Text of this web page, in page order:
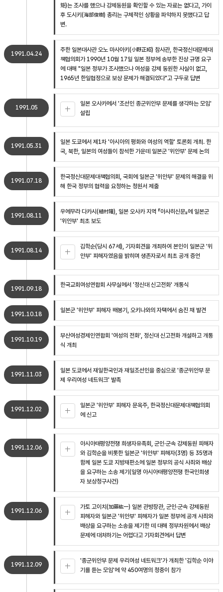
矩)는 조사를 했으나 강제동원을 확인할 수 있는 자료는 없다고, 가이
후 도시키(海部俊樹) 총리는 구체적인 상황을 파악하지 못했다고 답
변.
1991.04.24
주한 일본대사관 오노 마사아키(小野正昭) 참사관, 한국정신대문제대
책협의회가 1990년 10월 17일 일본 정부에 송부한 진상 규명 요구
에 대해 "일본 정부가 조사했으나 여성을 강제 동원한 사실이 없고,
1965년 한일협정으로 보상 문제가 해결되었다"고 구두로 답변
1991.05
일본 오사카에서 '조선인 종군위안부 문제를 생각하는 모임'
설립
1991.05.31
일본 도쿄에서 제1차 '아시아의 평화와 여성의 역할' 토론회 개최. 한
국, 북한, 일본의 여성들이 참석한 가운데 일본군 '위안부' 문제 논의
1991.07.18
한국정신대문제대책협의회, 국회에 일본군 '위안부' 문제의 해결을 위
해 한국 정부의 협력을 요청하는 청원서 제출
1991.08.11
우에무라 다카시(植村隆), 일본 오사카 지역 『아사히신문』에 일본군
'위안부' 최초 보도
1991.08.14
김학순(당시 67세), 기자회견을 개최하여 본인이 일본군 '위
안부' 피해자였음을 밝히며 생존자로서 최초 공개 증언
1991.09.18
한국교회여성연합회 사무실에서 '정신대 신고전화' 개통식
1991.10.18
일본군 '위안부' 피해자 배봉기, 오키나와의 자택에서 숨진 채 발견
1991.10.19
부산여성경제인연합회 '여성의 전화', 정신대 신고전화 개설하고 개통
식 개최
1991.11.03
일본 도쿄에서 재일한국인과 재일조선인을 중심으로 '종군위안부 문
제 우리여성 네트워크' 발족
1991.12.02
일본군 '위안부' 피해자 문옥주, 한국정신대문제대책협의회
에 신고
1991.12.06
아시아태평양전쟁 희생자유족회, 군인·군속 강제동원 피해자
와 김학순을 비롯한 일본군 '위안부' 피해자(3명) 등 35명과
함께 일본 도쿄 지방재판소에 일본 정부의 공식 사죄와 배상
을 요구하는 소송 제기(일명 아시아태평양전쟁 한국인희생
자 보상청구사건)
1991.12.06
가토 고이치(加藤紘一) 일본 관방장관, 군인·군속 강제동원
피해자와 일본군 '위안부' 피해자가 일본 정부에 공개 사죄와
배상을 요구하는 소송을 제기한 데 대해 정부차원에서 배상
문제에 대처하기는 어렵다고 기자회견에서 답변
1991.12.09
'종군위안부 문제 우리여성 네트워크'가 개최한 '김학순 이야
기를 듣는 모임'에 약 450여명의 청중이 참가